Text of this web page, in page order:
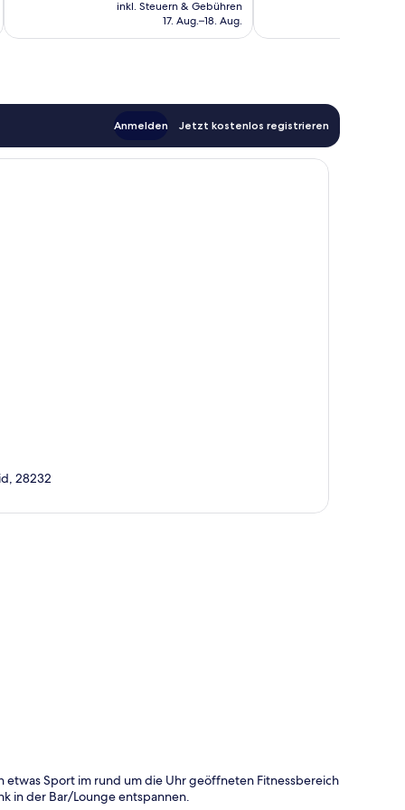
beträgt
inkl. Steuern & Gebühren
17. Aug.–18. Aug.
Anmelden Jetzt kostenlos registrieren
28232
etwas Sport im rund um die Uhr geöffneten Fitnessbereich
in der Bar/Lounge entspannen.